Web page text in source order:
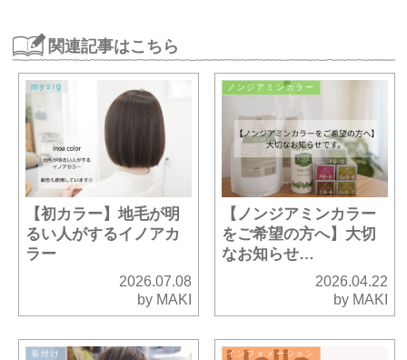
関連記事はこちら
mysig
【初カラー】地毛が明
るい人がするイノアカ
ラー
2026.07.08
by MAKI
ノンジアミンカラー
【ノンジアミンカラー
をご希望の方へ】大切
なお知らせ…
2026.04.22
by MAKI
着付け インフォメーション